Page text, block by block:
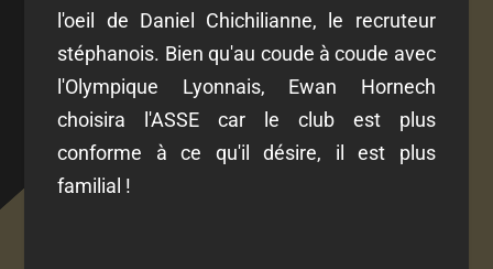
l'oeil de Daniel Chichilianne, le recruteur
stéphanois. Bien qu'au coude à coude avec
l'Olympique Lyonnais, Ewan Hornech
choisira l'ASSE car le club est plus
conforme à ce qu'il désire, il est plus
familial !